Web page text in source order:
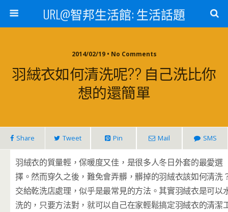
URL@智邦生活館: 生活話題
2014/02/19 • No Comments
羽絨衣如何清洗呢?? 自己洗比你
想的還簡單
Share Tweet Pin Mail SMS
羽絨衣的質量輕，保暖度又佳，是很多人冬日外套的最愛選
擇。然而穿久之後，難免會弄髒，髒掉的羽絨衣該如何清洗
交給乾洗店處理，似乎是最常見的方法。其實羽絨衣是可以
洗的，只要方法對，就可以自己在家輕鬆搞定羽絨衣的清潔